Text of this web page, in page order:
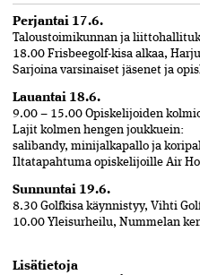
Perjantai 17.6.
Taloustoimikunnan ja
18.00 Frisbeegolf-kisa alkaa,
Sarjoina varsinaiset jäsenet ja
Lauantai 18.6.
9.00 – 15.00 Opiskelijoiden
Lajit kolmen hengen joukkuein:
salibandy, minijalkapallo ja
Iltatapahtuma opiskelijoille Air
Sunnuntai 19.6.
8.30 Golfkisa käynnistyy, Vihti
10.00 Yleisurheilu, Nummelan
Lisätietoja